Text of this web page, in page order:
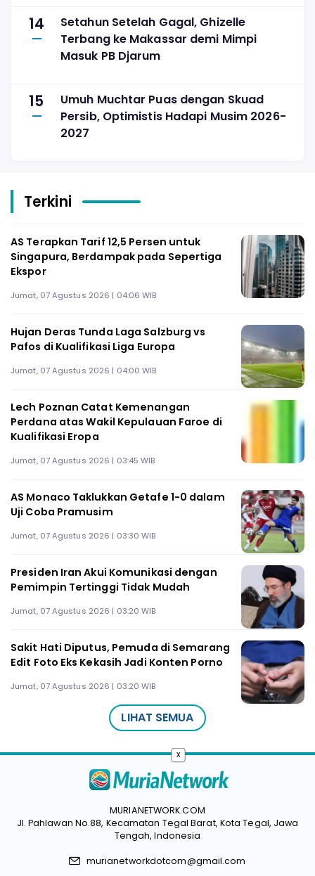
14
Setahun Setelah Gagal, Ghizelle
Terbang ke Makassar demi Mimpi
Masuk PB Djarum
15
Umuh Muchtar Puas dengan Skuad
Persib, Optimistis Hadapi Musim 2026-
2027
Terkini
AS Terapkan Tarif 12,5 Persen untuk
Singapura, Berdampak pada Sepertiga
Ekspor
Jumat, 07 Agustus 2026 | 04:06 WIB
Hujan Deras Tunda Laga Salzburg vs
Pafos di Kualifikasi Liga Europa
Jumat, 07 Agustus 2026 | 04:00 WIB
Lech Poznan Catat Kemenangan
Perdana atas Wakil Kepulauan Faroe di
Kualifikasi Eropa
Jumat, 07 Agustus 2026 | 03:45 WIB
AS Monaco Taklukkan Getafe 1-0 dalam
Uji Coba Pramusim
Jumat, 07 Agustus 2026 | 03:30 WIB
Presiden Iran Akui Komunikasi dengan
Pemimpin Tertinggi Tidak Mudah
Jumat, 07 Agustus 2026 | 03:20 WIB
Sakit Hati Diputus, Pemuda di Semarang
Edit Foto Eks Kekasih Jadi Konten Porno
Jumat, 07 Agustus 2026 | 03:20 WIB
LIHAT SEMUA
MURIANETWORK.COM
Jl. Pahlawan No.88, Kecamatan Tegal Barat, Kota Tegal, Jawa
Tengah, Indonesia
murianetworkdotcom@gmail.com
x